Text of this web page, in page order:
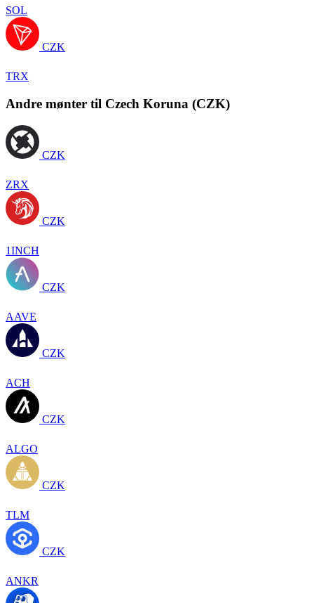
SOL
CZK
TRX
Andre mønter til Czech Koruna (CZK)
CZK
ZRX
CZK
1INCH
CZK
AAVE
CZK
ACH
CZK
ALGO
CZK
TLM
CZK
ANKR